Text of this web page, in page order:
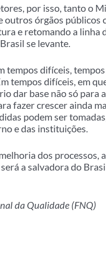
por isso, tanto o
órgãos públicos
e retomando a linha
se levante.
tempos difíceis,
tempos difíceis, em
dar base não só para
fazer crescer ainda
podem ser
e das instituições.
dos processos,
a salvadora do
da Qualidade (FNQ)